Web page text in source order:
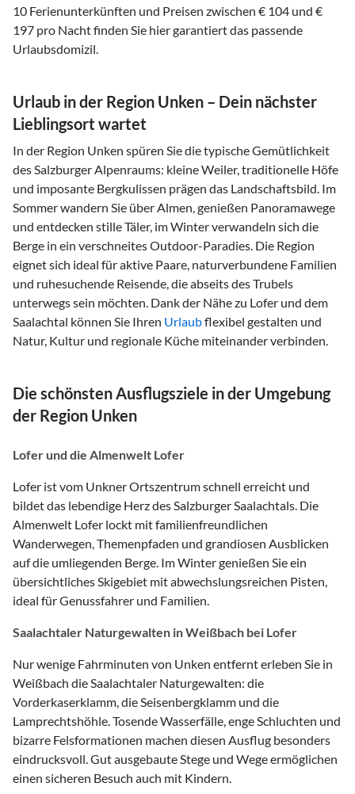
10 Ferienunterkünften und Preisen zwischen € 104 und €
197 pro Nacht finden Sie hier garantiert das passende
Urlaubsdomizil.
Urlaub in der Region Unken – Dein nächster
Lieblingsort wartet
In der Region Unken spüren Sie die typische Gemütlichkeit
des Salzburger Alpenraums: kleine Weiler, traditionelle Höfe
und imposante Bergkulissen prägen das Landschaftsbild. Im
Sommer wandern Sie über Almen, genießen Panoramawege
und entdecken stille Täler, im Winter verwandeln sich die
Berge in ein verschneites Outdoor-Paradies. Die Region
eignet sich ideal für aktive Paare, naturverbundene Familien
und ruhesuchende Reisende, die abseits des Trubels
unterwegs sein möchten. Dank der Nähe zu Lofer und dem
Saalachtal können Sie Ihren Urlaubflexibel gestalten und
Natur, Kultur und regionale Küche miteinander verbinden.
Die schönsten Ausflugsziele in der Umgebung
der Region Unken
Lofer und die Almenwelt Lofer
Lofer ist vom Unkner Ortszentrum schnell erreicht und
bildet das lebendige Herz des Salzburger Saalachtals. Die
Almenwelt Lofer lockt mit familienfreundlichen
Wanderwegen, Themenpfaden und grandiosen Ausblicken
auf die umliegenden Berge. Im Winter genießen Sie ein
übersichtliches Skigebiet mit abwechslungsreichen Pisten,
ideal für Genussfahrer und Familien.
Saalachtaler Naturgewalten in Weißbach bei Lofer
Nur wenige Fahrminuten von Unken entfernt erleben Sie in
Weißbach die Saalachtaler Naturgewalten: die
Vorderkaserklamm, die Seisenbergklamm und die
Lamprechtshöhle. Tosende Wasserfälle, enge Schluchten und
bizarre Felsformationen machen diesen Ausflug besonders
eindrucksvoll. Gut ausgebaute Stege und Wege ermöglichen
einen sicheren Besuch auch mit Kindern.